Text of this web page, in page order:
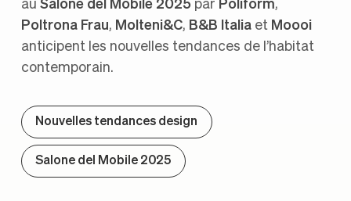
au Salone del Mobile 2025par Poliform,
Poltrona Frau, Molteni&C, B&B Italiaet Moooi
anticipent les nouvelles tendances de l’habitat
contemporain.
Nouvelles tendances design
Salone del Mobile 2025